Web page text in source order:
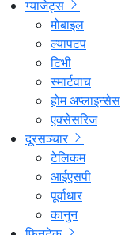
ग्याजेट्स
मोबाइल
ल्यापटप
टिभी
स्मार्टवाच
होम अप्लाइन्सेस
एक्सेसरिज
दूरसञ्चार
टेलिकम
आईएसपी
पूर्वाधार
कानुन